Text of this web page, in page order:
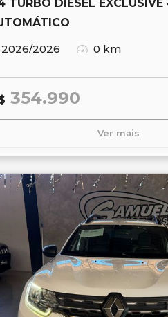
TURBO DIESEL
2026/2026
0 km
354.990
Ver mais